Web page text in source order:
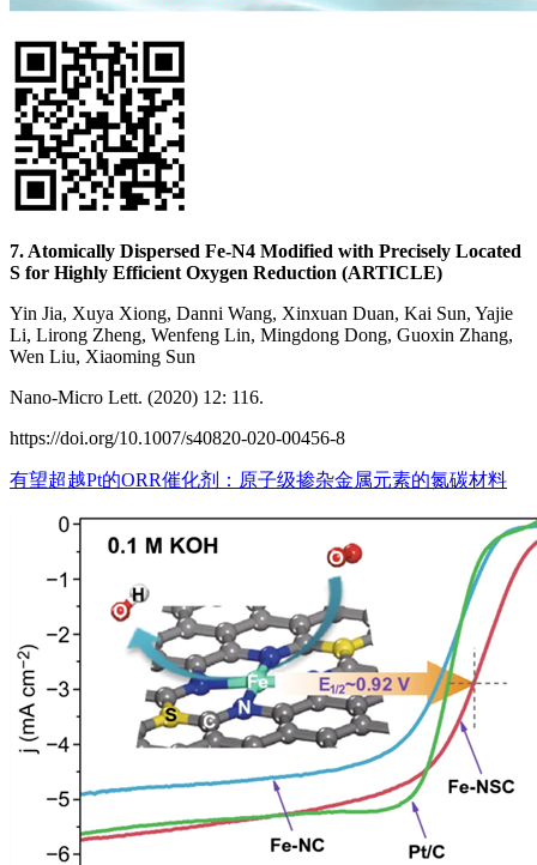
7. Atomically Dispersed Fe-N4 Modified with Precisely Located
S for Highly Efficient Oxygen Reduction (ARTICLE)
Yin Jia, Xuya Xiong, Danni Wang, Xinxuan Duan, Kai Sun, Yajie
Li, Lirong Zheng, Wenfeng Lin, Mingdong Dong, Guoxin Zhang,
Wen Liu, Xiaoming Sun
Nano-Micro Lett. (2020) 12: 116.
https://doi.org/10.1007/s40820-020-00456-8
有望超越Pt的ORR催化剂：原子级掺杂金属元素的氮碳材料